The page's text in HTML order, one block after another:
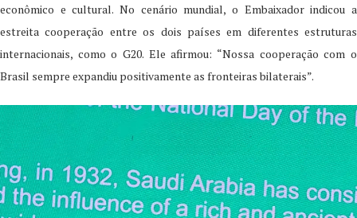
econômico e cultural. No cenário mundial, o Embaixador indicou a
estreita cooperação entre os dois países em diferentes estruturas
internacionais, como o G20. Ele afirmou: “Nossa cooperação com o
Brasil sempre expandiu positivamente as fronteiras bilaterais”.